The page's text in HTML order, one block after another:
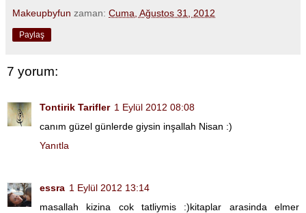
Makeupbyfun zaman: Cuma, Ağustos 31, 2012
Paylaş
7 yorum:
Tontirik Tarifler 1 Eylül 2012 08:08
canım güzel günlerde giysin inşallah Nisan :)
Yanıtla
essra 1 Eylül 2012 13:14
masallah kizina cok tatliymis :)kitaplar arasinda elmer